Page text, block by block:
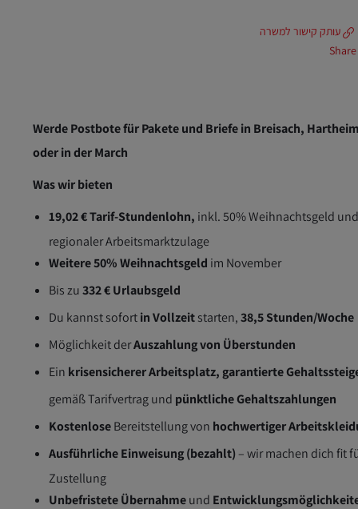
עותק קישור למשרה
Share
Werde Postbote für Pakete und Briefe in Breisach,
oder in der March
Was wir bieten
19,02 € Tarif-Stundenlohn, inkl. 50% Weihnachtsgeld
regionaler Arbeitsmarktzulage
Weitere 50% Weihnachtsgeld im November
Bis zu332 € Urlaubsgeld
Du kannst sofortin Vollzeitstarten,38,5Stunden/Woche
Möglichkeit derAuszahlung von Überstunden
Ein krisensicherer Arbeitsplatz, garantierte
gemäß Tarifvertrag und pünktliche Gehaltszahlungen
KostenloseBereitstellung von hochwertiger
Ausführliche Einweisung (bezahlt) – wir machen dich fit
Zustellung
Unbefristete Übernahmeund